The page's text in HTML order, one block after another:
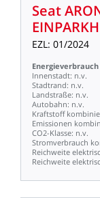
Seat
EZL: 01/2024
Energieverbrauch
Innenstadt: n.v.
Stadtrand: n.v.
Landstraße: n.v.
Autobahn: n.v.
Kraftstoff
Emissionen
CO2-Klasse: n.v.
Stromverbrauch
Reichweite
Reichweite